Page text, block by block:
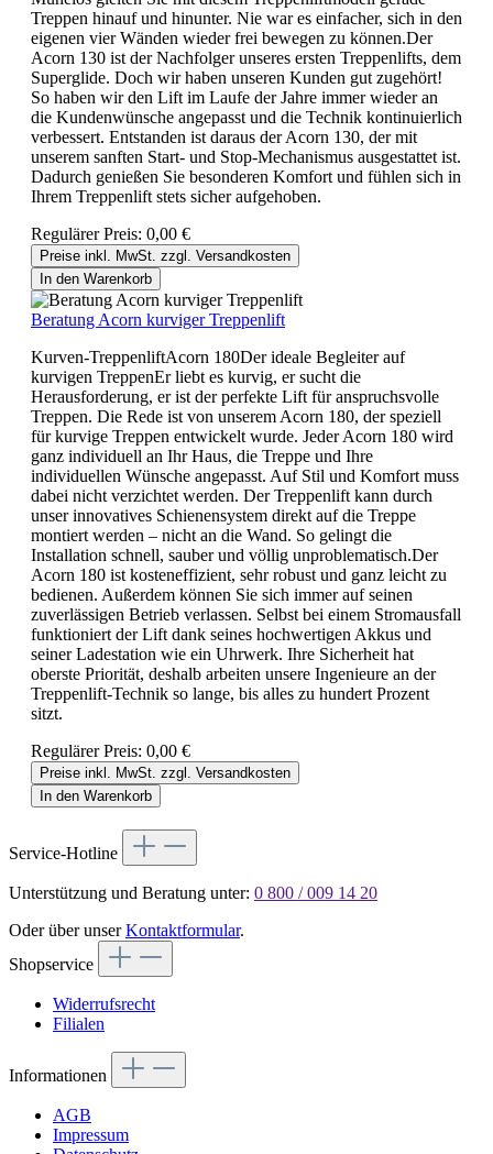
Treppen hinauf und hinunter. Nie war es einfacher, sich in den
eigenen vier Wänden wieder frei bewegen zu können.Der
Acorn 130 ist der Nachfolger unseres ersten Treppenlifts, dem
Superglide. Doch wir haben unseren Kunden gut zugehört!
So haben wir den Lift im Laufe der Jahre immer wieder an
die Kundenwünsche angepasst und die Technik kontinuierlich
verbessert. Entstanden ist daraus der Acorn 130, der mit
unserem sanften Start- und Stop-Mechanismus ausgestattet ist.
Dadurch genießen Sie besonderen Komfort und fühlen sich in
Ihrem Treppenlift stets sicher aufgehoben.
Regulärer Preis: 0,00 €
Preise inkl. MwSt. zzgl. Versandkosten
In den Warenkorb
Beratung Acorn kurviger Treppenlift
Kurven-TreppenliftAcorn 180Der ideale Begleiter auf
kurvigen TreppenEr liebt es kurvig, er sucht die
Herausforderung, er ist der perfekte Lift für anspruchsvolle
Treppen. Die Rede ist von unserem Acorn 180, der speziell
für kurvige Treppen entwickelt wurde. Jeder Acorn 180 wird
ganz individuell an Ihr Haus, die Treppe und Ihre
individuellen Wünsche angepasst. Auf Stil und Komfort muss
dabei nicht verzichtet werden. Der Treppenlift kann durch
unser innovatives Schienensystem direkt auf die Treppe
montiert werden – nicht an die Wand. So gelingt die
Installation schnell, sauber und völlig unproblematisch.Der
Acorn 180 ist kosteneffizient, sehr robust und ganz leicht zu
bedienen. Außerdem können Sie sich immer auf seinen
zuverlässigen Betrieb verlassen. Selbst bei einem Stromausfall
funktioniert der Lift dank seines hochwertigen Akkus und
seiner Ladestation wie ein Uhrwerk. Ihre Sicherheit hat
oberste Priorität, deshalb arbeiten unsere Ingenieure an der
Treppenlift-Technik so lange, bis alles zu hundert Prozent
sitzt.
Regulärer Preis: 0,00 €
Preise inkl. MwSt. zzgl. Versandkosten
In den Warenkorb
Service-Hotline
Unterstützung und Beratung unter: 0 800 / 009 14 20
Oder über unserKontaktformular.
Shopservice
Widerrufsrecht
Filialen
Informationen
AGB
Impressum